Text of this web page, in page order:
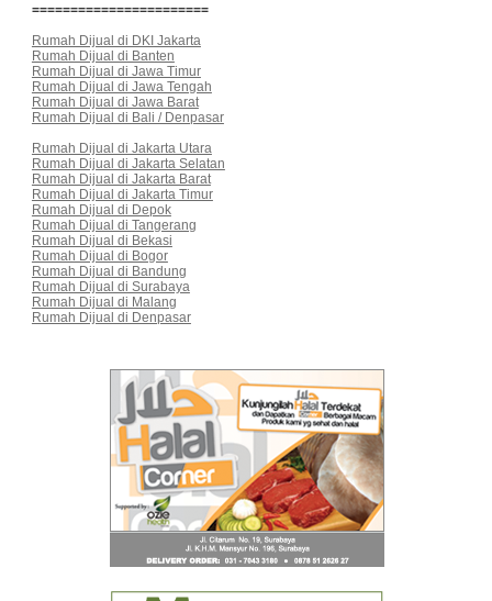
=======================
Rumah Dijual di DKI Jakarta
Rumah Dijual di Banten
Rumah Dijual di Jawa Timur
Rumah Dijual di Jawa Tengah
Rumah Dijual di Jawa Barat
Rumah Dijual di Bali / Denpasar
Rumah Dijual di Jakarta Utara
Rumah Dijual di Jakarta Selatan
Rumah Dijual di Jakarta Barat
Rumah Dijual di Jakarta Timur
Rumah Dijual di Depok
Rumah Dijual di Tangerang
Rumah Dijual di Bekasi
Rumah Dijual di Bogor
Rumah Dijual di Bandung
Rumah Dijual di Surabaya
Rumah Dijual di Malang
Rumah Dijual di Denpasar